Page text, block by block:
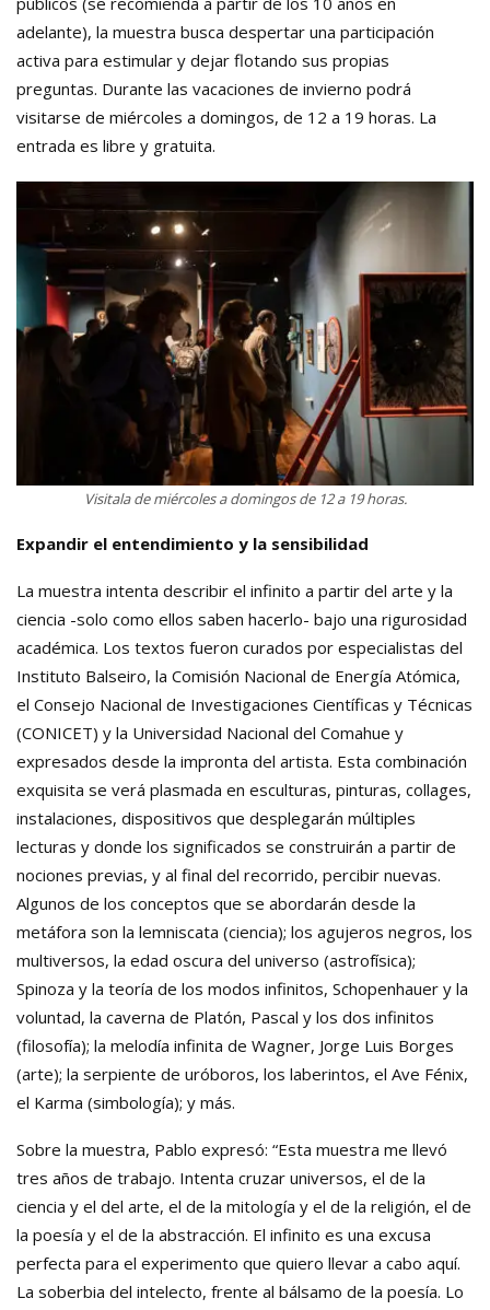
adelante), la muestra busca despertar una participación
activa para estimular y dejar flotando sus propias
preguntas. Durante las vacaciones de invierno podrá
visitarse de miércoles a domingos, de 12 a 19 horas. La
entrada es libre y gratuita.
Visitala de miércoles a domingos de 12 a 19 horas.
Expandir el entendimiento y la sensibilidad
La muestra intenta describir el infinito a partir del arte y la
ciencia -solo como ellos saben hacerlo- bajo una rigurosidad
académica. Los textos fueron curados por especialistas del
Instituto Balseiro, la Comisión Nacional de Energía Atómica,
el Consejo Nacional de Investigaciones Científicas y Técnicas
(CONICET) y la Universidad Nacional del Comahue y
expresados desde la impronta del artista. Esta combinación
exquisita se verá plasmada en esculturas, pinturas, collages,
instalaciones, dispositivos que desplegarán múltiples
lecturas y donde los significados se construirán a partir de
nociones previas, y al final del recorrido, percibir nuevas.
Algunos de los conceptos que se abordarán desde la
metáfora son la lemniscata (ciencia); los agujeros negros, los
multiversos, la edad oscura del universo (astrofísica);
Spinoza y la teoría de los modos infinitos, Schopenhauer y la
voluntad, la caverna de Platón, Pascal y los dos infinitos
(filosofía); la melodía infinita de Wagner, Jorge Luis Borges
(arte); la serpiente de uróboros, los laberintos, el Ave Fénix,
el Karma (simbología); y más.
Sobre la muestra, Pablo expresó: “Esta muestra me llevó
tres años de trabajo. Intenta cruzar universos, el de la
ciencia y el del arte, el de la mitología y el de la religión, el de
la poesía y el de la abstracción. El infinito es una excusa
perfecta para el experimento que quiero llevar a cabo aquí.
La soberbia del intelecto, frente al bálsamo de la poesía. Lo